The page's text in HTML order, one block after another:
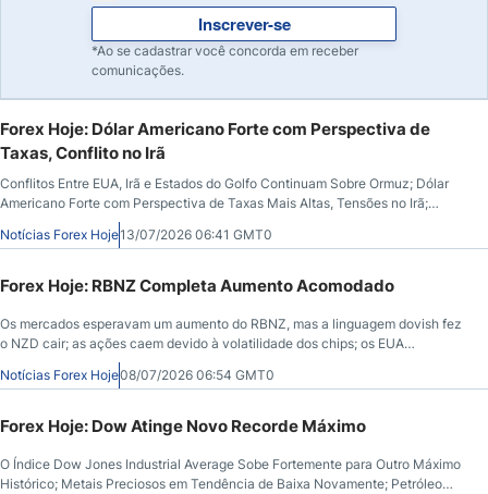
Inscrever-se
*Ao se cadastrar você concorda em receber
comunicações.
Forex Hoje: Dólar Americano Forte com Perspectiva de
Taxas, Conflito no Irã
Conflitos Entre EUA, Irã e Estados do Golfo Continuam Sobre Ormuz; Dólar
Americano Forte com Perspectiva de Taxas Mais Altas, Tensões no Irã;
USD/JPY negociando acima de ¥162; Ações mistas para baixo
Notícias Forex Hoje13/07/2026 06:41 GMT0
Forex Hoje: RBNZ Completa Aumento Acomodado
Os mercados esperavam um aumento do RBNZ, mas a linguagem dovish fez
o NZD cair; as ações caem devido à volatilidade dos chips; os EUA
bombardeiam o Irã, retiram a exceção das sanções ao petróleo, e o petróleo
bruto sobe; os metais preciosos permanecem dentro de uma tendência de
aguardam as atas da reunião do FOMC.
Notícias Forex Hoje08/07/2026 06:54 GMT0
Forex Hoje: Dow Atinge Novo Recorde Máximo
O Índice Dow Jones Industrial Average Sobe Fortemente para Outro Máximo
Histórico; Metais Preciosos em Tendência de Baixa Novamente; Petróleo